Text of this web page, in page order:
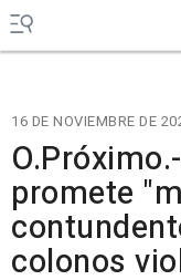
16 DE NOVIEMBRE DE
promete
colonos